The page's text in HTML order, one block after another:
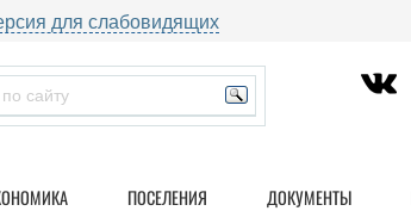
для слабовидящих
ПОСЕЛЕНИЯ ДОКУМЕНТЫ